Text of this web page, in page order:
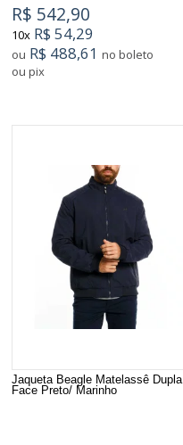
R$ 542,90
10x R$ 54,29
ou R$ 488,61 no boleto
ou pix
Jaqueta Beagle Matelassê Dupla
Face Preto/ Marinho